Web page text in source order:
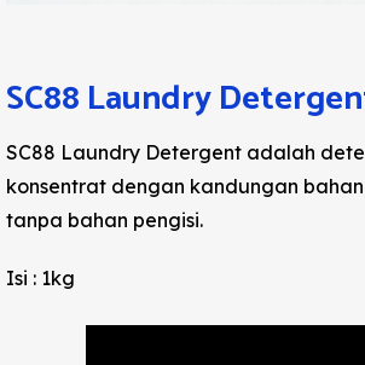
SC88 Laundry
SC88 Laundry Detergent adalah
konsentrat dengan kandungan
tanpa bahan pengisi.
Isi : 1kg